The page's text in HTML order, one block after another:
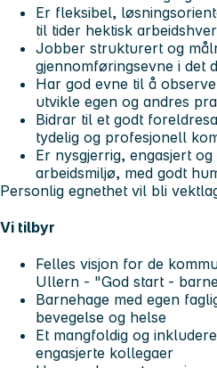
Er fleksibel,
til tider hektisk
Jobber strukturert og
gjennomføringsevne i det
Har god evne til å
utvikle egen og andres
Bidrar til et godt
tydelig og profesjonell
Er nysgjerrig, engasjert
arbeidsmiljø, med godt
Personlig egnethet vil bli
Vi tilbyr
Felles visjon for de
Ullern - "God start -
Barnehage med egen
bevegelse og helse
Et mangfoldig og
engasjerte kollegaer